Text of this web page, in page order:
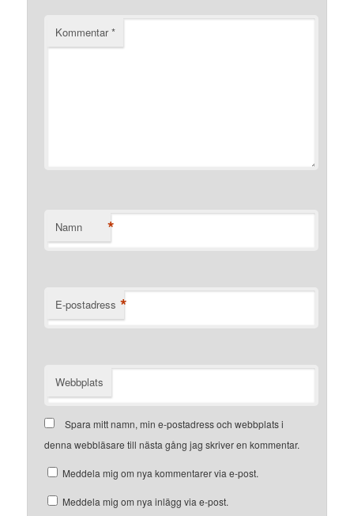
Kommentar*
Namn *
E-postadress *
Webbplats
Spara mitt namn, min e-postadress och webbplats i
denna webbläsare till nästa gång jag skriver en kommentar.
Meddela mig om nya kommentarer via e-post.
Meddela mig om nya inlägg via e-post.